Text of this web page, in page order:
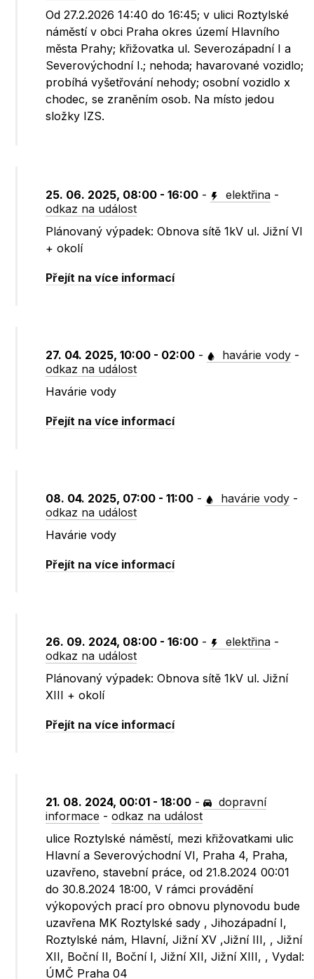
Od 27.2.2026 14:40 do 16:45; v ulici Roztylské
náměstí v obci Praha okres území Hlavního
města Prahy; křižovatka ul. Severozápadní I a
Severovýchodní I.; nehoda; havarované vozidlo;
probíhá vyšetřování nehody; osobní vozidlo x
chodec, se zraněním osob. Na místo jedou
složky IZS.
25. 06. 2025, 08:00 - 16:00 - elektřina -
odkaz na událost
Plánovaný výpadek: Obnova sítě 1kV ul. Jižní VI
+ okolí
Přejít na více informací
27. 04. 2025, 10:00 - 02:00 - havárie vody -
odkaz na událost
Havárie vody
Přejít na více informací
08. 04. 2025, 07:00 - 11:00 - havárie vody -
odkaz na událost
Havárie vody
Přejít na více informací
26. 09. 2024, 08:00 - 16:00 - elektřina -
odkaz na událost
Plánovaný výpadek: Obnova sítě 1kV ul. Jižní
XIII + okolí
Přejít na více informací
21. 08. 2024, 00:01 - 18:00 -
dopravní
informace -odkaz na událost
ulice Roztylské náměstí, mezi křižovatkami ulic
Hlavní a Severovýchodní VI, Praha 4, Praha,
uzavřeno, stavební práce, od 21.8.2024 00:01
do 30.8.2024 18:00, V rámci provádění
výkopových prací pro obnovu plynovodu bude
uzavřena MK Roztylské sady , Jihozápadní I,
Roztylské nám, Hlavní, Jižní XV ,Jižní III, , Jižní
XII, Boční II, Boční I, Jižní XII, Jižní XIII, , Vydal:
ÚMČ Praha 04